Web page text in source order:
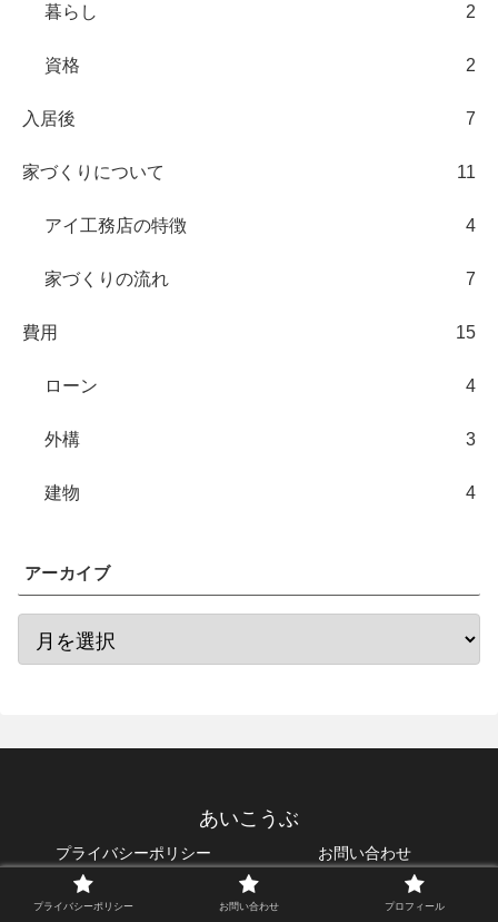
暮らし 2
資格 2
入居後 7
家づくりについて 11
アイ工務店の特徴 4
家づくりの流れ 7
費用 15
ローン 4
外構 3
建物 4
アーカイブ
あいこうぶ
プライバシーポリシー
お問い合わせ
プロフィール
プライバシーポリシー お問い合わせ プロフィール